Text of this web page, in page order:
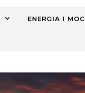
ENERGIA I MOC